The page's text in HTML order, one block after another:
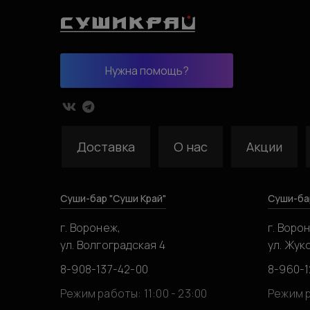
Нужна помощь?
Доставка О нас Акции
Суши-бар "Суши Край"
г. Воронеж,
ул. Волгоградская 4
8-908-137-42-00
Режим работы: 11:00 - 23:00
Суши-
г.
ул.
8-960-
Режим